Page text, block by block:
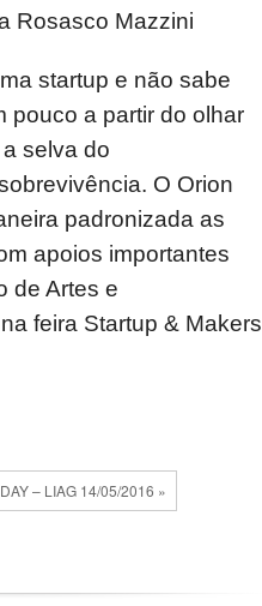
Rosasco Mazzini
startup e não sabe
pouco a partir do olhar
selva do
O Orion
padronizada as
apoios importantes
de Artes e
feira Startup & Makers
– LIAG 14/05/2016 »